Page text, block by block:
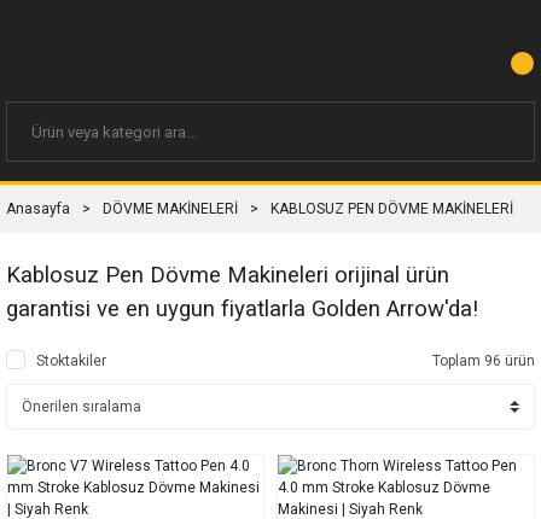
Anasayfa DÖVME MAKİNELERİ KABLOSUZ PEN DÖVME MAKİNELERİ
Kablosuz Pen Dövme Makineleri orijinal ürün
garantisi ve en uygun fiyatlarla Golden Arrow'da!
Stoktakiler Toplam 96 ürün